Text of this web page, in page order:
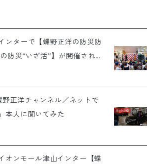
ンターで【蝶野正洋の防災防
防災“いざ活”】が開催されま
正洋チャンネル／ネットで
本人に聞いてみた
オンモール津山インター【蝶